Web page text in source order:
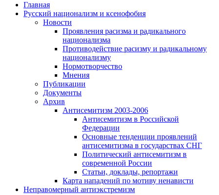
Главная
Русский национализм и ксенофобия
Новости
Проявления расизма и радикального
национализма
Противодействие расизму и радикальному
национализму
Нормотворчество
Мнения
Публикации
Документы
Архив
Антисемитизм 2003-2006
Антисемитизм в Российской
Федерации
Основные тенденции проявлений
антисемитизма в государствах СНГ
Политический антисемитизм в
современной России
Статьи, доклады, репортажи
Карта нападений по мотиву ненависти
Неправомерный антиэкстремизм